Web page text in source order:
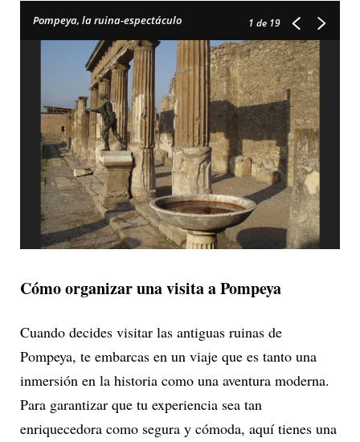
Pompeya, la ruina-espectáculo 1 de 19
Cómo organizar una visita a Pompeya
Cuando decides visitar las antiguas ruinas de
Pompeya, te embarcas en un viaje que es tanto una
inmersión en la historia como una aventura moderna.
Para garantizar que tu experiencia sea tan
enriquecedora como segura y cómoda, aquí tienes una